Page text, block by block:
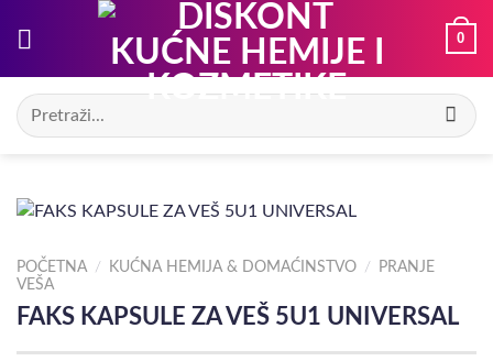
0
Pretraga
za:
POČETNA / KUĆNA HEMIJA & DOMAĆINSTVO /
PRANJE
VEŠA
FAKS KAPSULE ZA VEŠ 5U1 UNIVERSAL